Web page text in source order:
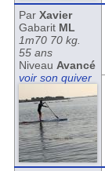
Par Xavier
Gabarit ML
1m70 70 kg.
55 ans
Niveau Avancé
voir son quiver